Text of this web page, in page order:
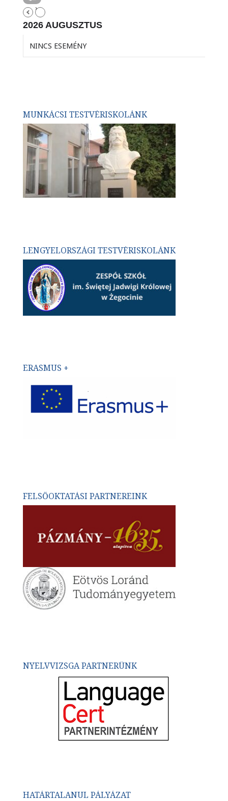
2026 AUGUSZTUS
NINCS ESEMÉNY
MUNKÁCSI TESTVÉRISKOLÁNK
LENGYELORSZÁGI TESTVÉRISKOLÁNK
ERASMUS +
FELSŐOKTATÁSI PARTNEREINK
NYELVVIZSGA PARTNERÜNK
HATÁRTALANUL PÁLYÁZAT